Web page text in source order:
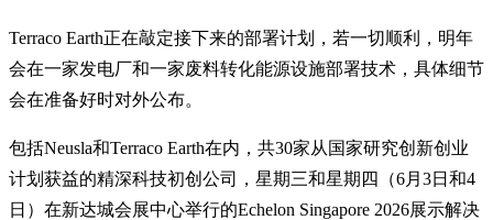
Terraco Earth正在敲定接下来的部署计划，若一切顺利，明年
会在一家发电厂和一家废料转化能源设施部署技术，具体细节
会在准备好时对外公布。
包括Neusla和Terraco Earth在内，共30家从国家研究创新创业
计划获益的精深科技初创公司，星期三和星期四（6月3日和4
日）在新达城会展中心举行的Echelon Singapore 2026展示解决